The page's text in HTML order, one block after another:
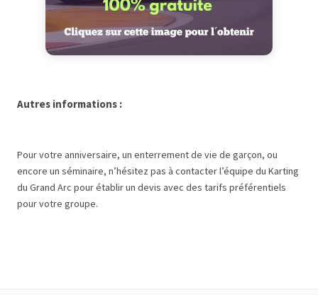
Autres informations :
Pour votre anniversaire, un enterrement de vie de garçon, ou
encore un séminaire, n’hésitez pas à contacter l’équipe du Karting
du Grand Arc pour établir un devis avec des tarifs préférentiels
pour votre groupe.